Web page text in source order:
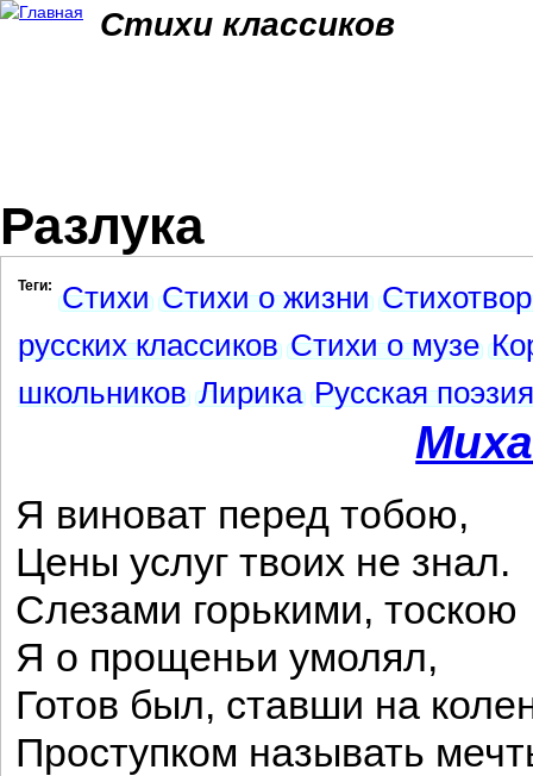
Стихи классиков
Разлука
Теги: Стихи Стихи о жизни
русских классиков Стихи о музе
школьников Лирика Русская поэзия
Я виноват перед тобою,
Цены услуг твоих не знал.
Слезами горькими, тоскою
Я о прощеньи умолял,
Готов был, ставши на
Проступком называть